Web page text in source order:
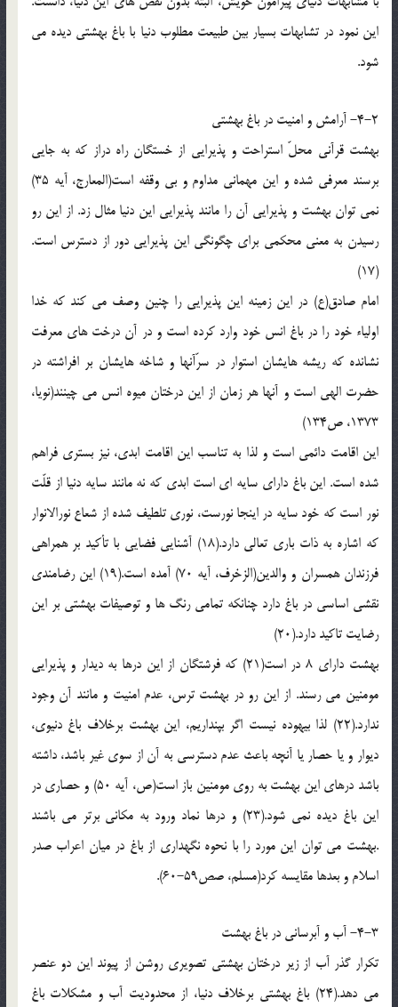
این نمود در تشابهات بسیار بین طبیعت مطلوب دنیا با باغ بهشتی دیده می
شود.
4-2- آرامش و امنیت در باغ بهشتی
بهشت قرآنی محلّ استراحت و پذیرایی از خستگان راه دراز که به جایی
برسند معرفی شده و این مهمانی مداوم و بی وقفه است(المعارج، آیه 35)
نمی توان بهشت و پذیرایی آن را مانند پذیرایی این دنیا مثال زد. از این رو
رسیدن به معنی محکمی برای چگونگی این پذیرایی دور از دسترس است.
(17)
امام صادق(ع) در این زمینه این پذیرایی را چنین وصف می کند که خدا
اولیاء خود را در باغ انس خود وارد کرده است و در آن درخت های معرفت
نشانده که ریشه هایشان استوار در سرّآنها و شاخه هایشان بر افراشته در
حضرت الهی است و آنها هر زمان از این درختان میوه انس می چینند(نویا،
1373، ص134)
این اقامت دائمی است و لذا به تناسب این اقامت ابدی، نیز بستری فراهم
شده است. این باغ دارای سایه ای است ابدی که نه مانند سایه دنیا از قلّت
نور است که خود سایه در اینجا نورست، نوری تلطیف شده از شعاع نورالانوار
که اشاره به ذات باری تعالی دارد.(18) آشنایی فضایی با تأکید بر همراهی
فرزندان همسران و والدین(الزخرف، آیه 70) آمده است.(19) این رضامندی
نقشی اساسی در باغ دارد چنانکه تمامی رنگ ها و توصیفات بهشتی بر این
رضایت تاکید دارد.(20)
بهشت دارای 8 در است(21) که فرشتگان از این درها به دیدار و پذیرایی
مومنین می رسند. از این رو در بهشت ترس، عدم امنیت و مانند آن وجود
ندارد.(22) لذا بیهوده نیست اگر بپنداریم، این بهشت برخلاف باغ دنیوی،
دیوار و یا حصار یا آنچه باعث عدم دسترسی به آن از سوی غیر باشد، داشته
باشد درهای این بهشت به روی مومنین باز است(ص، آیه 50) و حصاری در
این باغ دیده نمی شود.(23) و درها نماد ورود به مکانی برتر می باشند
.بهشت می توان این مورد را با نحوه نگهداری از باغ در میان اعراب صدر
اسلام و بعدها مقایسه کرد(مسلم، صص59-60).
4-3- آب و آبرسانی در باغ بهشت
تکرار گذر آب از زیر درختان بهشتی تصویری روشن از پیوند این دو عنصر
می دهد.(24) باغ بهشتی برخلاف دنیا، از محدودیت آب و مشکلات باغ